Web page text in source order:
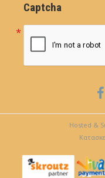
Captcha
Hosted &